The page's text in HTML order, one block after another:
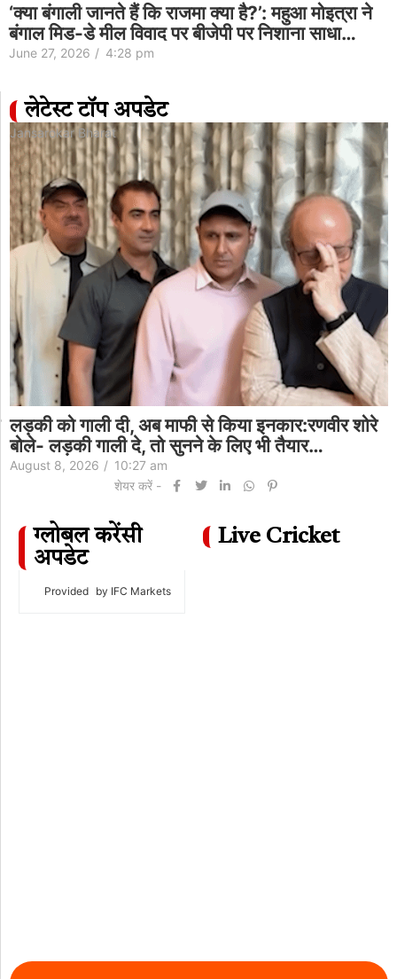
‘क्या बंगाली जानते हैं कि राजमा क्या है?’: महुआ मोइत्रा ने
बंगाल मिड-डे मील विवाद पर बीजेपी पर निशाना साधा…
June 27, 2026 / 4:28 pm
लेटेस्ट टॉप अपडेट
Jansarokar Bharat
लड़की को गाली दी, अब माफी से किया इनकार:रणवीर शोरे
बोले- लड़की गाली दे, तो सुनने के लिए भी तैयार…
August 8, 2026 / 10:27 am
शेयर करें -
ग्लोबल करेंसी
अपडेट
Provided by IFC Markets
Live Cricket